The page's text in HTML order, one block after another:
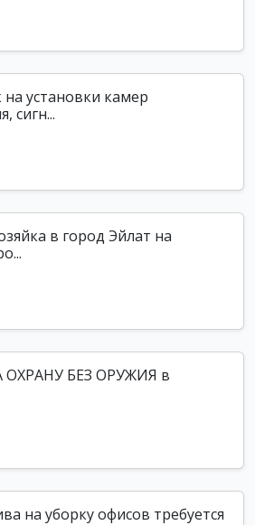
на установки камер
сигн...
в город Эйлат на
ОХРАНУ БЕЗ ОРУЖИЯ в
на уборку офисов требуется